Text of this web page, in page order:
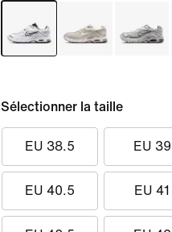
Sélectionner la taille
EU 38.5 EU 39
EU 40.5 EU 41